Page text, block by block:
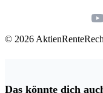
© 2026
Das könnte dich